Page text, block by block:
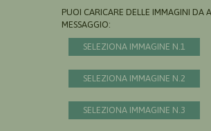
PUOI CARICARE DELLE IMMAGINI DA
MESSAGGIO:
SELEZIONA IMMAGINE N.1
SELEZIONA IMMAGINE N.2
SELEZIONA IMMAGINE N.3